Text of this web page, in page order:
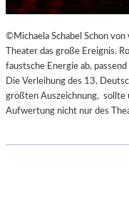
©Michaela Schabel Schon
Theater das große Ereignis.
faustsche Energie ab,
Die Verleihung des 13.
größten Auszeichnung, sollte
Aufwertung nicht nur des